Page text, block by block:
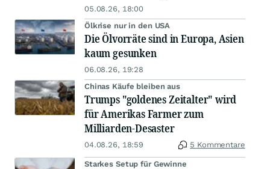
05.08.26, 18:00
Ölkrise nur in den USA
Die Ölvorräte sind in Europa, Asien
kaum gesunken
06.08.26, 19:28
Chinas Käufe bleiben aus
Trumps "goldenes Zeitalter" wird
für Amerikas Farmer zum
Milliarden-Desaster
04.08.26, 18:59 5 Kommentare
Starkes Setup für Gewinne